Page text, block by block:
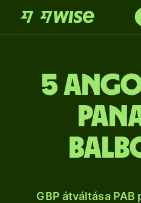
5
GBP átváltása PAB